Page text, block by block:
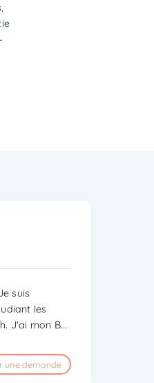
suis
les
J'ai mon B...
une demande